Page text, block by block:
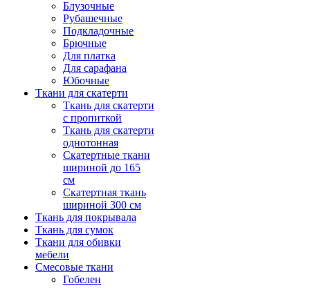
Блузочные
Рубашечные
Подкладочные
Брючные
Для платка
Для сарафана
Юбочные
Ткани для скатерти
Ткань для скатерти
с пропиткой
Ткань для скатерти
однотонная
Скатертные ткани
шириной до 165
см
Скатертная ткань
шириной 300 см
Ткань для покрывала
Ткань для сумок
Ткани для обивки
мебели
Смесовые ткани
Гобелен